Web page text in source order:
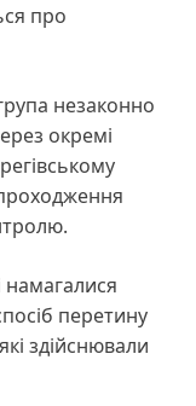
про
незаконно
окремі
намагалися
перетину
здійснювали